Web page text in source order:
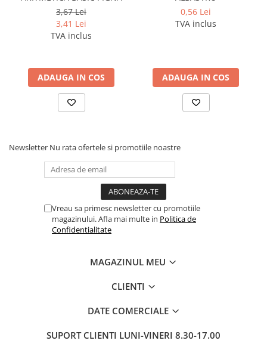
Pixuri si rezerve
Produse Craft
Genti laptop
Penare
Carti si jocuri pentru copii
Diverse articole pentru scoala
Produse curatenie
Instrumente de scris
Cerneala si rezerva pentru stilou
Creioane mecanice si rezerve
3,67 Lei
3,41 Lei
TVA inclus
ADAUGA IN COS
0,56 Lei
TVA inclus
ADAUGA IN COS
Newsletter Nu rata ofertele si promotiile noastre
Vreau sa primesc newsletter cu promotiile
magazinului. Afla mai multe in Politica de
Confidentialitate
MAGAZINUL MEU
CLIENTI
DATE COMERCIALE
SUPORT CLIENTI LUNI-VINERI 8.30-17.00